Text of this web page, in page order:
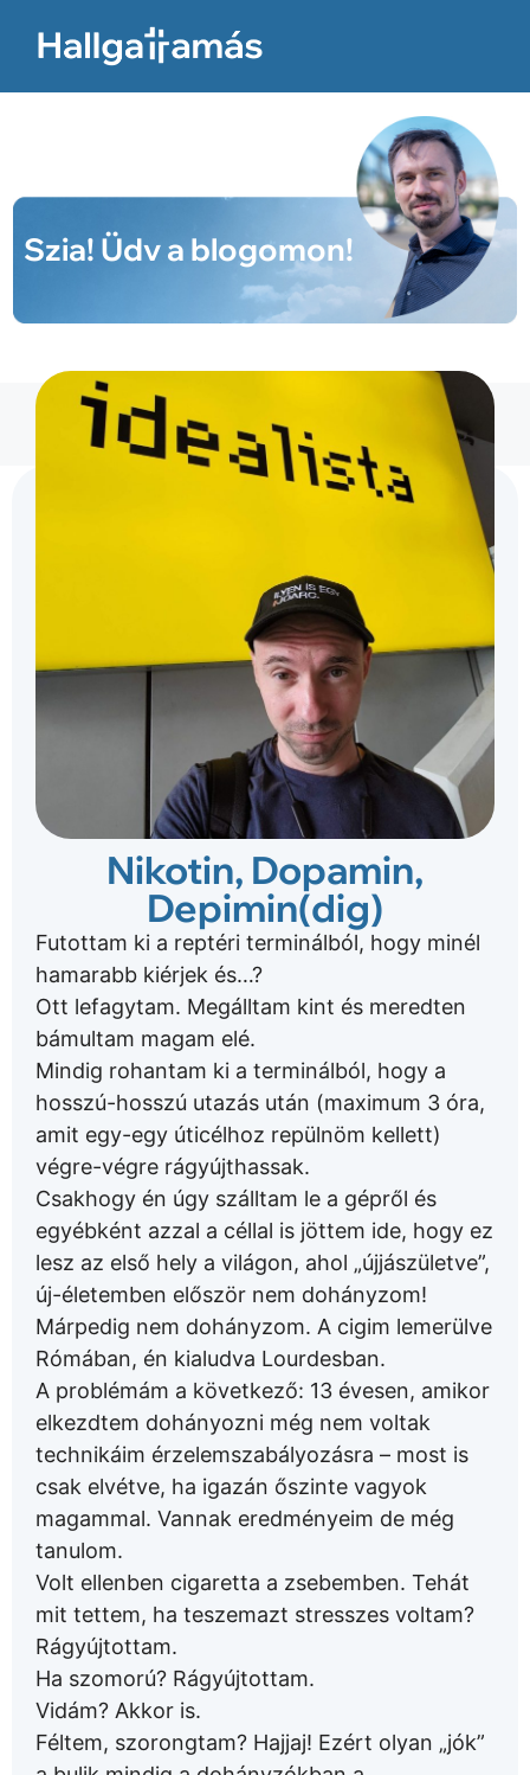
Szia! Üdv a blogomon!
Nikotin, Dopamin,
Depimin(dig)
Futottam ki a reptéri terminálból, hogy minél
hamarabb kiérjek és…?
Ott lefagytam. Megálltam kint és meredten
bámultam magam elé.
Mindig rohantam ki a terminálból, hogy a
hosszú-hosszú utazás után (maximum 3 óra,
amit egy-egy úticélhoz repülnöm kellett)
végre-végre rágyújthassak.
Csakhogy én úgy szálltam le a gépről és
egyébként azzal a céllal is jöttem ide, hogy ez
lesz az első hely a világon, ahol „újjászületve”,
új-életemben először nem dohányzom!
Márpedig nem dohányzom. A cigim lemerülve
Rómában, én kialudva Lourdesban.
A problémám a következő: 13 évesen, amikor
elkezdtem dohányozni még nem voltak
technikáim érzelemszabályozásra – most is
csak elvétve, ha igazán őszinte vagyok
magammal. Vannak eredményeim de még
tanulom.
Volt ellenben cigaretta a zsebemben. Tehát
mit tettem, ha teszemazt stresszes voltam?
Rágyújtottam.
Ha szomorú? Rágyújtottam.
Vidám? Akkor is.
Féltem, szorongtam? Hajjaj! Ezért olyan „jók”